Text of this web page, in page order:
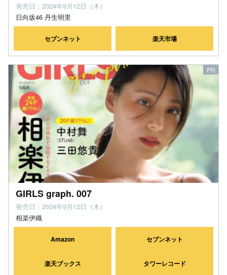
発売日：2024年9月12日（木）
日向坂46 丹生明里
セブンネット 楽天市場
GIRLS graph. 007
発売日：2024年9月12日（木）
相楽伊織
Amazon セブンネット
楽天ブックス タワーレコード